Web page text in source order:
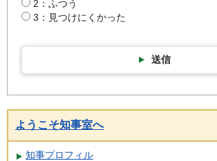
2：ふつう
3：見つけにくかった
送信
ようこそ知事室へ
知事プロフィル